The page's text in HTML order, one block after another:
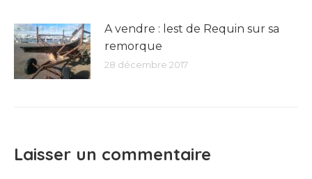
A vendre : lest de Requin sur sa
remorque
28 décembre 2017
Laisser un commentaire